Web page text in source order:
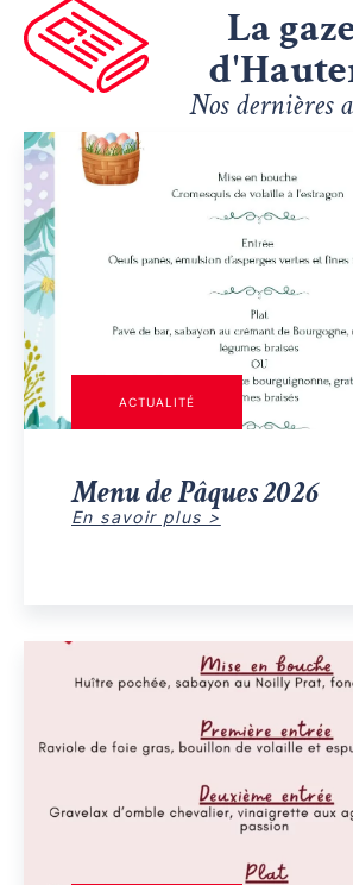
La
Nos dernières
ACTUALITÉ
Menu de Pâques 2026
En savoir plus >